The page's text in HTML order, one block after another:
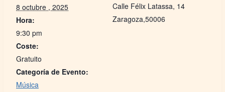
8 octubre , 2025
Hora:
9:30 pm
Coste:
Gratuito
Categoría de Evento:
Música
Calle Félix Latassa, 14
Zaragoza,50006